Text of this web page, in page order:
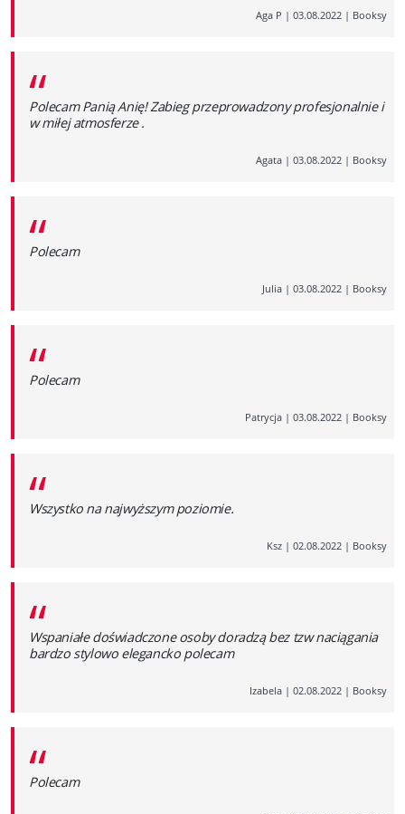
Aga P | 03.08.2022 | Booksy
“
Polecam Panią Anię! Zabieg przeprowadzony profesjonalnie i
w miłej atmosferze .
Agata | 03.08.2022 | Booksy
“
Polecam
Julia | 03.08.2022 | Booksy
“
Polecam
Patrycja | 03.08.2022 | Booksy
“
Wszystko na najwyższym poziomie.
Ksz | 02.08.2022 | Booksy
“
Wspaniałe doświadczone osoby doradzą bez tzw naciągania
bardzo stylowo elegancko polecam
Izabela | 02.08.2022 | Booksy
“
Polecam